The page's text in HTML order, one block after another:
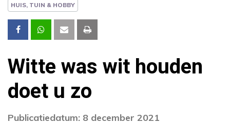
HUIS, TUIN & HOBBY
Witte was wit houden
doet u zo
Publicatiedatum: 8 december 2021